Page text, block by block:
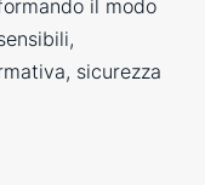
il modo
sicurezza